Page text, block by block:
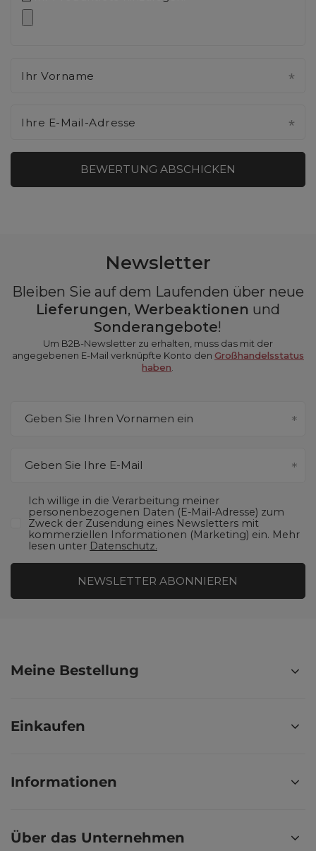
Ihr Vorname
Ihre E-Mail-Adresse
BEWERTUNG ABSCHICKEN
Newsletter
Bleiben Sie auf dem Laufenden über neue
Lieferungen, Werbeaktionen und
Sonderangebote!
Um B2B-Newsletter zu erhalten, muss das mit der
angegebenen E-Mail verknüpfte Konto den Großhandelsstatus
haben.
Geben Sie Ihren Vornamen ein
Geben Sie Ihre E-Mail
Ich willige in die Verarbeitung meiner
personenbezogenen Daten (E-Mail-Adresse) zum
Zweck der Zusendung eines Newsletters mit
kommerziellen Informationen (Marketing) ein. Mehr
lesen unter Datenschutz.
NEWSLETTER ABONNIEREN
Meine Bestellung
Einkaufen
Informationen
Über das Unternehmen